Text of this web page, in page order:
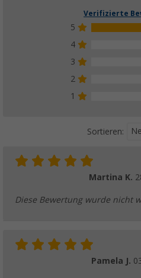
Verifizierte
5
4
3
2
1
Sortieren:
Martina K.
Diese Bewertung wurde nicht
Pamela J.